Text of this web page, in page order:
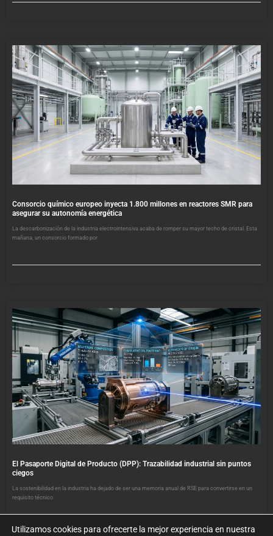
Consorcio químico europeo inyecta 1.800 millones en reactores SMR para
asegurar su autonomía energética
La descarbonización de la industria electrointensiva acaba de romper su mayor techo de cristal. Esta
mañana, un consorcio formado por
El Pasaporte Digital de Producto (DPP): Trazabilidad industrial sin puntos
ciegos
La sostenibilidad en la industria ha dejado de ser una memoria anual de RSE para convertirse en un
requisito técnico
Utilizamos cookies para ofrecerte la mejor experiencia en nuestra